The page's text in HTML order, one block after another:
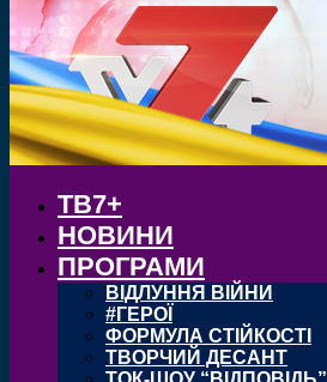
ТВ7+
НОВИНИ
ПРОГРАМИ
ВІДЛУННЯ ВІЙНИ
#ГЕРОЇ
ФОРМУЛА СТІЙКОСТІ
ТВОРЧИЙ ДЕСАНТ